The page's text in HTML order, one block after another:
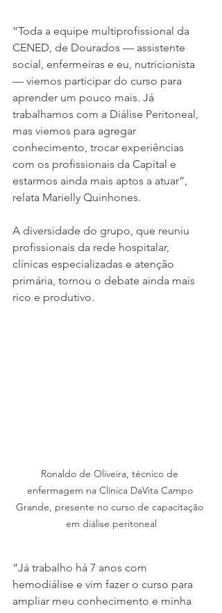
“Toda a equipe multiprofissional da
CENED, de Dourados — assistente
social, enfermeiras e eu, nutricionista
— viemos participar do curso para
aprender um pouco mais. Já
trabalhamos com a Diálise Peritoneal,
mas viemos para agregar
conhecimento, trocar experiências
com os profissionais da Capital e
estarmos ainda mais aptos a atuar”,
relata Marielly Quinhones.
A diversidade do grupo, que reuniu
profissionais da rede hospitalar,
clínicas especializadas e atenção
primária, tornou o debate ainda mais
rico e produtivo.
Ronaldo de Oliveira, técnico de
enfermagem na Clínica DaVita Campo
Grande, presente no curso de capacitação
em diálise peritoneal
“Já trabalho há 7 anos com
hemodiálise e vim fazer o curso para
ampliar meu conhecimento e minha